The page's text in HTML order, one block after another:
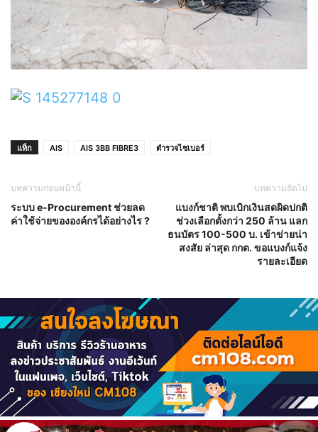
แท็ก AIS AIS 3BB FIBRE3 ตำรวจไซเบอร์
บทความก่อนหน้านี้
ระบบ e-Procurement ช่วยลด
ค่าใช้จ่ายขององค์กรได้อย่างไร ?
บทความถัดไป
แบงก์ชาติ พบเบิกเงินสดผิดปกติ
ช่วงเลือกตั้งกว่า 250 ล้าน แลก
ธนบัตร 100-500 บ. เข้าข่ายน่า
สงสัย ล่าสุด กกต. ขอแบงก์แจ้ง
รายละเอียด